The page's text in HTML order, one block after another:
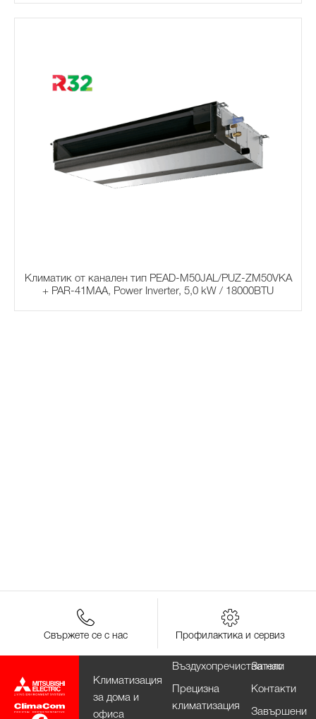
Климатик от канален тип PEAD-M50JAL/PUZ-ZM50VKA
+ PAR-41MAA, Power Inverter, 5,0 kW / 18000BTU
Свържете се с нас Профилактика и сервиз
Климатизация
за дома и
офиса
Въздухопречистватели
Прецизна
климатизация
За нас
Контакти
Завършени